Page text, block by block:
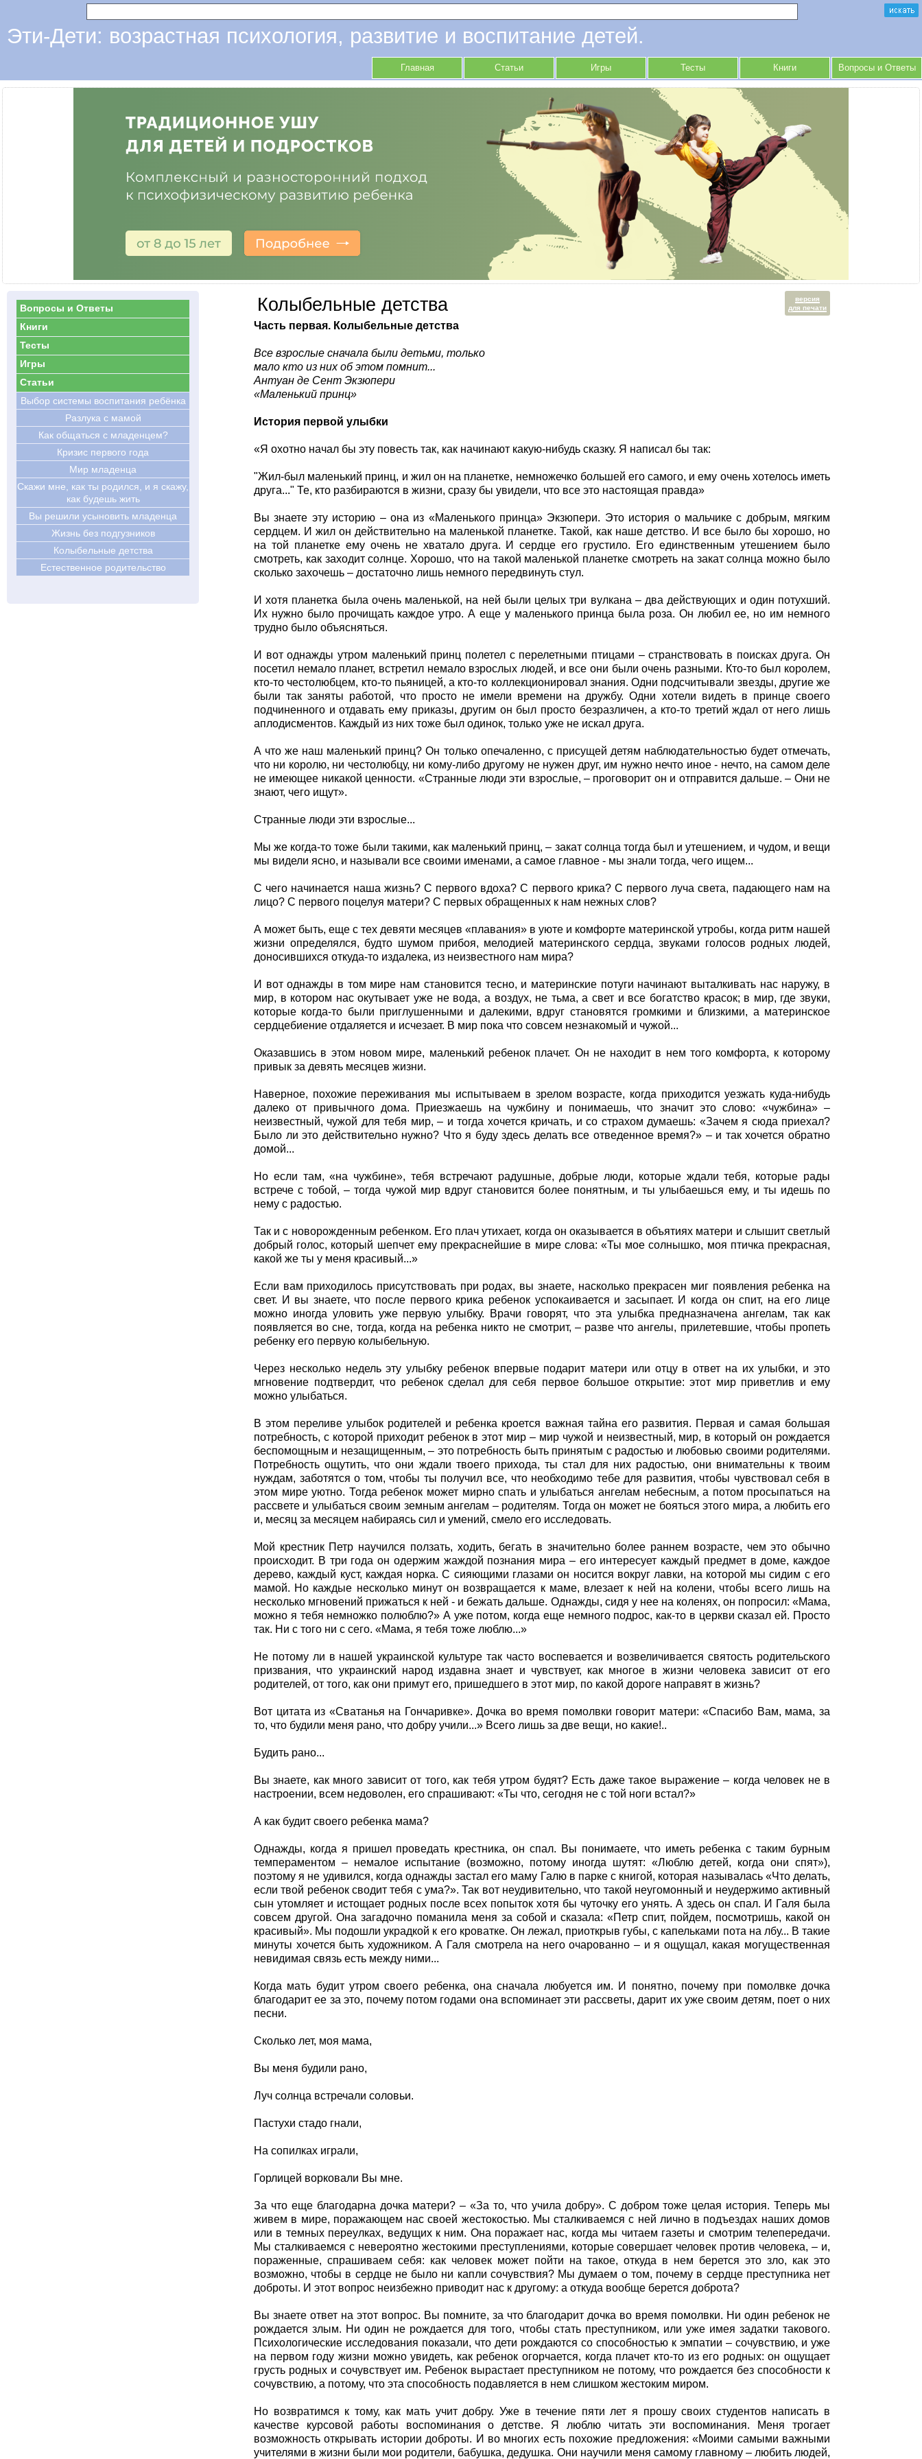
Эти-Дети: возрастная психология, развитие и воспитание детей.
Главная Статьи Игры Тесты Книги Вопросы и Ответы
версия
для печати
Колыбельные детства
Часть первая. Колыбельные детства
Все взрослые сначала были детьми, только
мало кто из них об этом помнит...
Антуан де Сент Экзюпери
«Маленький принц»
История первой улыбки
«Я охотно начал бы эту повесть так, как начинают какую-нибудь сказку. Я написал бы так:
"Жил-был маленький принц, и жил он на планетке, немножечко большей его самого, и ему очень хотелось иметь
друга..." Те, кто разбираются в жизни, сразу бы увидели, что все это настоящая правда»
Вы знаете эту историю – она из «Маленького принца» Экзюпери. Это история о мальчике с добрым, мягким
сердцем. И жил он действительно на маленькой планетке. Такой, как наше детство. И все было бы хорошо, но
на той планетке ему очень не хватало друга. И сердце его грустило. Его единственным утешением было
смотреть, как заходит солнце. Хорошо, что на такой маленькой планетке смотреть на закат солнца можно было
сколько захочешь – достаточно лишь немного передвинуть стул.
И хотя планетка была очень маленькой, на ней были целых три вулкана – два действующих и один потухший.
Их нужно было прочищать каждое утро. А еще у маленького принца была роза. Он любил ее, но им немного
трудно было объясняться.
И вот однажды утром маленький принц полетел с перелетными птицами – странствовать в поисках друга. Он
посетил немало планет, встретил немало взрослых людей, и все они были очень разными. Кто-то был королем,
кто-то честолюбцем, кто-то пьяницей, а кто-то коллекционировал знания. Одни подсчитывали звезды, другие же
были так заняты работой, что просто не имели времени на дружбу. Одни хотели видеть в принце своего
подчиненного и отдавать ему приказы, другим он был просто безразличен, а кто-то третий ждал от него лишь
аплодисментов. Каждый из них тоже был одинок, только уже не искал друга.
А что же наш маленький принц? Он только опечаленно, с присущей детям наблюдательностью будет отмечать,
что ни королю, ни честолюбцу, ни кому-либо другому не нужен друг, им нужно нечто иное - нечто, на самом деле
не имеющее никакой ценности. «Странные люди эти взрослые, – проговорит он и отправится дальше. – Они не
знают, чего ищут».
Странные люди эти взрослые...
Мы же когда-то тоже были такими, как маленький принц, – закат солнца тогда был и утешением, и чудом, и вещи
мы видели ясно, и называли все своими именами, а самое главное - мы знали тогда, чего ищем...
С чего начинается наша жизнь? С первого вдоха? С первого крика? С первого луча света, падающего нам на
лицо? С первого поцелуя матери? С первых обращенных к нам нежных слов?
А может быть, еще с тех девяти месяцев «плавания» в уюте и комфорте материнской утробы, когда ритм нашей
жизни определялся, будто шумом прибоя, мелодией материнского сердца, звуками голосов родных людей,
доносившихся откуда-то издалека, из неизвестного нам мира?
И вот однажды в том мире нам становится тесно, и материнские потуги начинают выталкивать нас наружу, в
мир, в котором нас окутывает уже не вода, а воздух, не тьма, а свет и все богатство красок; в мир, где звуки,
которые когда-то были приглушенными и далекими, вдруг становятся громкими и близкими, а материнское
сердцебиение отдаляется и исчезает. В мир пока что совсем незнакомый и чужой...
Оказавшись в этом новом мире, маленький ребенок плачет. Он не находит в нем того комфорта, к которому
привык за девять месяцев жизни.
Наверное, похожие переживания мы испытываем в зрелом возрасте, когда приходится уезжать куда-нибудь
далеко от привычного дома. Приезжаешь на чужбину и понимаешь, что значит это слово: «чужбина» –
неизвестный, чужой для тебя мир, – и тогда хочется кричать, и со страхом думаешь: «Зачем я сюда приехал?
Было ли это действительно нужно? Что я буду здесь делать все отведенное время?» – и так хочется обратно
домой...
Но если там, «на чужбине», тебя встречают радушные, добрые люди, которые ждали тебя, которые рады
встрече с тобой, – тогда чужой мир вдруг становится более понятным, и ты улыбаешься ему, и ты идешь по
нему с радостью.
Так и с новорожденным ребенком. Его плач утихает, когда он оказывается в объятиях матери и слышит светлый
добрый голос, который шепчет ему прекраснейшие в мире слова: «Ты мое солнышко, моя птичка прекрасная,
какой же ты у меня красивый...»
Если вам приходилось присутствовать при родах, вы знаете, насколько прекрасен миг появления ребенка на
свет. И вы знаете, что после первого крика ребенок успокаивается и засыпает. И когда он спит, на его лице
можно иногда уловить уже первую улыбку. Врачи говорят, что эта улыбка предназначена ангелам, так как
появляется во сне, тогда, когда на ребенка никто не смотрит, – разве что ангелы, прилетевшие, чтобы пропеть
ребенку его первую колыбельную.
Через несколько недель эту улыбку ребенок впервые подарит матери или отцу в ответ на их улыбки, и это
мгновение подтвердит, что ребенок сделал для себя первое большое открытие: этот мир приветлив и ему
можно улыбаться.
В этом переливе улыбок родителей и ребенка кроется важная тайна его развития. Первая и самая большая
потребность, с которой приходит ребенок в этот мир – мир чужой и неизвестный, мир, в который он рождается
беспомощным и незащищенным, – это потребность быть принятым с радостью и любовью своими родителями.
Потребность ощутить, что они ждали твоего прихода, ты стал для них радостью, они внимательны к твоим
нуждам, заботятся о том, чтобы ты получил все, что необходимо тебе для развития, чтобы чувствовал себя в
этом мире уютно. Тогда ребенок может мирно спать и улыбаться ангелам небесным, а потом просыпаться на
рассвете и улыбаться своим земным ангелам – родителям. Тогда он может не бояться этого мира, а любить его
и, месяц за месяцем набираясь сил и умений, смело его исследовать.
Мой крестник Петр научился ползать, ходить, бегать в значительно более раннем возрасте, чем это обычно
происходит. В три года он одержим жаждой познания мира – его интересует каждый предмет в доме, каждое
дерево, каждый куст, каждая норка. С сияющими глазами он носится вокруг лавки, на которой мы сидим с его
мамой. Но каждые несколько минут он возвращается к маме, влезает к ней на колени, чтобы всего лишь на
несколько мгновений прижаться к ней - и бежать дальше. Однажды, сидя у нее на коленях, он попросил: «Мама,
можно я тебя немножко полюблю?» А уже потом, когда еще немного подрос, как-то в церкви сказал ей. Просто
так. Ни с того ни с сего. «Мама, я тебя тоже люблю...»
Не потому ли в нашей украинской культуре так часто воспевается и возвеличивается святость родительского
призвания, что украинский народ издавна знает и чувствует, как многое в жизни человека зависит от его
родителей, от того, как они примут его, пришедшего в этот мир, по какой дороге направят в жизнь?
Вот цитата из «Сватанья на Гончаривке». Дочка во время помолвки говорит матери: «Спасибо Вам, мама, за
то, что будили меня рано, что добру учили...» Всего лишь за две вещи, но какие!..
Будить рано...
Вы знаете, как много зависит от того, как тебя утром будят? Есть даже такое выражение – когда человек не в
настроении, всем недоволен, его спрашивают: «Ты что, сегодня не с той ноги встал?»
А как будит своего ребенка мама?
Однажды, когда я пришел проведать крестника, он спал. Вы понимаете, что иметь ребенка с таким бурным
темпераментом – немалое испытание (возможно, потому иногда шутят: «Люблю детей, когда они спят»),
поэтому я не удивился, когда однажды застал его маму Галю в парке с книгой, которая называлась «Что делать,
если твой ребенок сводит тебя с ума?». Так вот неудивительно, что такой неугомонный и неудержимо активный
сын утомляет и истощает родных после всех попыток хотя бы чуточку его унять. А здесь он спал. И Галя была
совсем другой. Она загадочно поманила меня за собой и сказала: «Петр спит, пойдем, посмотришь, какой он
красивый». Мы подошли украдкой к его кроватке. Он лежал, приоткрыв губы, с капельками пота на лбу... В такие
минуты хочется быть художником. А Галя смотрела на него очарованно – и я ощущал, какая могущественная
невидимая связь есть между ними...
Когда мать будит утром своего ребенка, она сначала любуется им. И понятно, почему при помолвке дочка
благодарит ее за это, почему потом годами она вспоминает эти рассветы, дарит их уже своим детям, поет о них
песни.
Сколько лет, моя мама,
Вы меня будили рано,
Луч солнца встречали соловьи.
Пастухи стадо гнали,
На сопилках играли,
Горлицей ворковали Вы мне.
За что еще благодарна дочка матери? – «За то, что учила добру». С добром тоже целая история. Теперь мы
живем в мире, поражающем нас своей жестокостью. Мы сталкиваемся с ней лично в подъездах наших домов
или в темных переулках, ведущих к ним. Она поражает нас, когда мы читаем газеты и смотрим телепередачи.
Мы сталкиваемся с невероятно жестокими преступлениями, которые совершает человек против человека, – и,
пораженные, спрашиваем себя: как человек может пойти на такое, откуда в нем берется это зло, как это
возможно, чтобы в сердце не было ни капли сочувствия? Мы думаем о том, почему в сердце преступника нет
доброты. И этот вопрос неизбежно приводит нас к другому: а откуда вообще берется доброта?
Вы знаете ответ на этот вопрос. Вы помните, за что благодарит дочка во время помолвки. Ни один ребенок не
рождается злым. Ни один не рождается для того, чтобы стать преступником, или уже имея задатки такового.
Психологические исследования показали, что дети рождаются со способностью к эмпатии – сочувствию, и уже
на первом году жизни можно увидеть, как ребенок огорчается, когда плачет кто-то из его родных: он ощущает
грусть родных и сочувствует им. Ребенок вырастает преступником не потому, что рождается без способности к
сочувствию, а потому, что эта способность подавляется в нем слишком жестоким миром.
Но возвратимся к тому, как мать учит добру. Уже в течение пяти лет я прошу своих студентов написать в
качестве курсовой работы воспоминания о детстве. Я люблю читать эти воспоминания. Меня трогает
возможность открывать истории доброты. И во многих есть похожие предложения: «Моими самыми важными
учителями в жизни были мои родители, бабушка, дедушка. Они научили меня самому главному – любить людей,
Вопросы и Ответы
Книги
Тесты
Игры
Статьи
Выбор системы воспитания ребёнка
Разлука с мамой
Как общаться с младенцем?
Кризис первого года
Мир младенца
Скажи мне, как ты родился, и я скажу,
как будешь жить
Вы решили усыновить младенца
Жизнь без подгузников
Колыбельные детства
Естественное родительство